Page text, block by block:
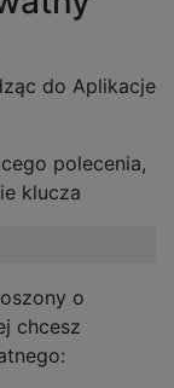
do Aplikacje
polecenia,
klucza
o
chcesz